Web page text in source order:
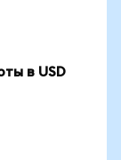
в USD